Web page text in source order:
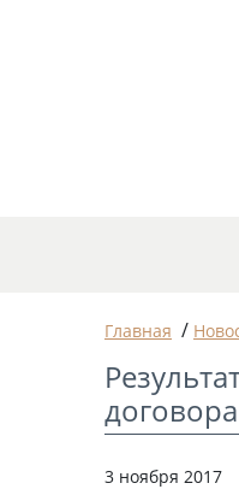
Главная /
3 ноября 2017